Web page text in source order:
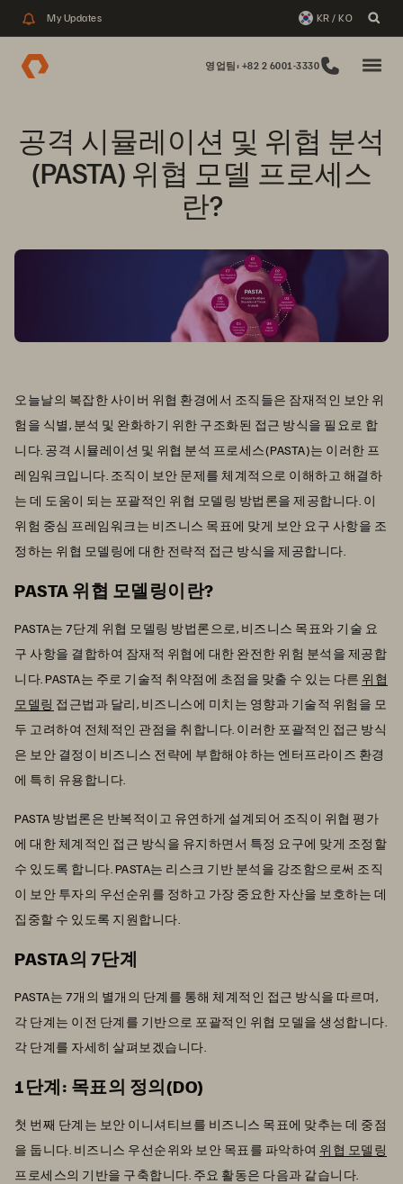
My Updates KR / KO
영업팀: +82 2 6001-3330
공격 시뮬레이션 및 위협 분석
(PASTA) 위협 모델 프로세스
란?
오늘날의 복잡한 사이버 위협 환경에서 조직들은 잠재적인 보안 위
험을 식별, 분석 및 완화하기 위한 구조화된 접근 방식을 필요로 합
니다. 공격 시뮬레이션 및 위협 분석 프로세스(PASTA)는 이러한 프
레임워크입니다. 조직이 보안 문제를 체계적으로 이해하고 해결하
는 데 도움이 되는 포괄적인 위협 모델링 방법론을 제공합니다. 이
위험 중심 프레임워크는 비즈니스 목표에 맞게 보안 요구 사항을 조
정하는 위협 모델링에 대한 전략적 접근 방식을 제공합니다.
PASTA 위협 모델링이란?
PASTA는 7단계 위협 모델링 방법론으로, 비즈니스 목표와 기술 요
구 사항을 결합하여 잠재적 위협에 대한 완전한 위험 분석을 제공합
니다. PASTA는 주로 기술적 취약점에 초점을 맞출 수 있는 다른 위협
모델링 접근법과 달리, 비즈니스에 미치는 영향과 기술적 위험을 모
두 고려하여 전체적인 관점을 취합니다. 이러한 포괄적인 접근 방식
은 보안 결정이 비즈니스 전략에 부합해야 하는 엔터프라이즈 환경
에 특히 유용합니다.
PASTA 방법론은 반복적이고 유연하게 설계되어 조직이 위협 평가
에 대한 체계적인 접근 방식을 유지하면서 특정 요구에 맞게 조정할
수 있도록 합니다. PASTA는 리스크 기반 분석을 강조함으로써 조직
이 보안 투자의 우선순위를 정하고 가장 중요한 자산을 보호하는 데
집중할 수 있도록 지원합니다.
PASTA의 7단계
PASTA는 7개의 별개의 단계를 통해 체계적인 접근 방식을 따르며,
각 단계는 이전 단계를 기반으로 포괄적인 위협 모델을 생성합니다.
각 단계를 자세히 살펴보겠습니다.
1단계: 목표의 정의(DO)
첫 번째 단계는 보안 이니셔티브를 비즈니스 목표에 맞추는 데 중점
을 둡니다. 비즈니스 우선순위와 보안 목표를 파악하여 위협 모델링
프로세스의 기반을 구축합니다. 주요 활동은 다음과 같습니다.